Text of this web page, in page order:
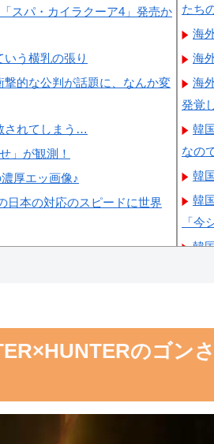
スパ・カイラクーア4」発売か
う横乳の張り
的な公判が話題に、なんか変
されてしまう…
」が観測！
厚エッ画像♪
日本の対応のスピードに世界
たち
海
海
海
発覚
韓
なの
韓
韓
「今
韓
のゴン